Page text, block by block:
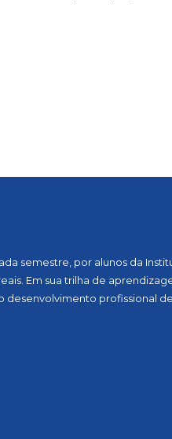
semestre, por alunos da
Em sua trilha de
profissional